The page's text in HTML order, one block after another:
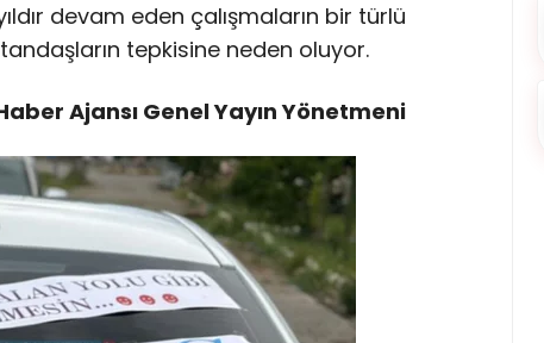
devam eden çalışmaların bir türlü
tepkisine neden oluyor.
Ajansı Genel Yayın Yönetmeni